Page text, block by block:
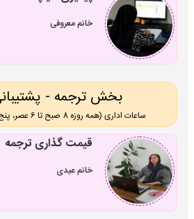
خانم معروفی
بخش ترجمه -
ساعات اداری (همه روزه 8 صبح تا 6 عصر، پنج شنبه ها تا 3 عصر )
قیمت گذاری ترجمه
خانم عیدی